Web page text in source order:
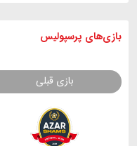
بازی های پرسپولیس
بازی قبلی